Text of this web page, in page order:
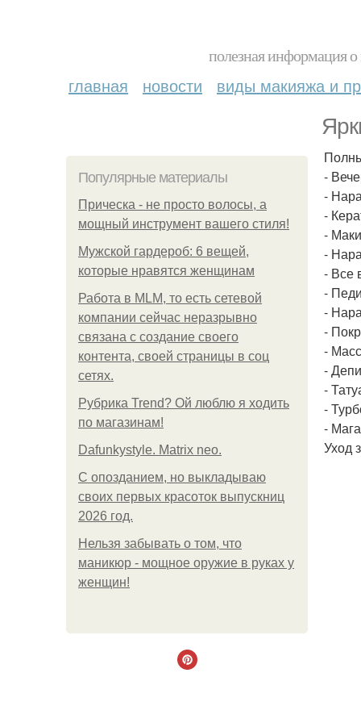
полезная информация
главная новости виды макияжа и
Популярные материалы
Прическа - не просто волосы, а
мощный инструмент вашего стиля!
Мужской гардероб: 6 вещей,
которые нравятся женщинам
Работа в MLM, то есть сетевой
компании сейчас неразрывно
связана с создание своего
контента, своей страницы в соц
сетях.
Рубрика Trend? Ой люблю я ходить
по магазинам!
Dafunkystyle. Matrix neo.
С опозданием, но выкладываю
своих первых красоток выпускниц
2026 год.
Нельзя забывать о том, что
маникюр - мощное оружие в руках у
женщин!
-
-
-
-
-
- Все
-
-
-
-
-
-
-
-
Уход